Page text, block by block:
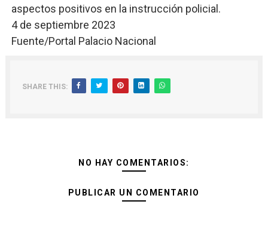
aspectos positivos en la instrucción policial.
4 de septiembre 2023
Fuente/Portal Palacio Nacional
SHARE THIS:
NO HAY COMENTARIOS:
PUBLICAR UN COMENTARIO